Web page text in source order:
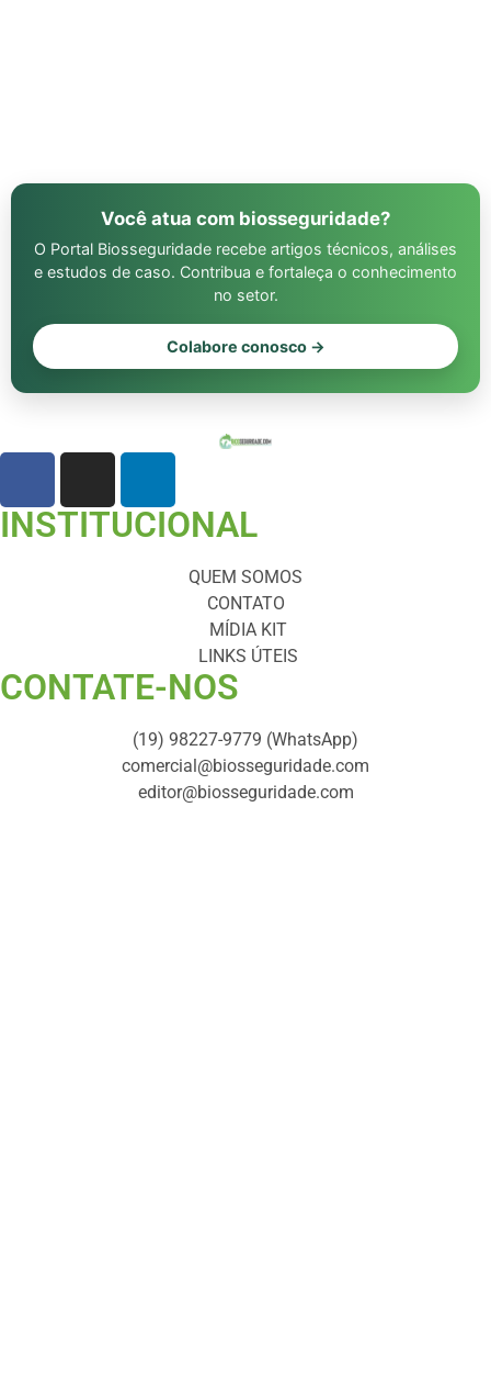
Você atua com biosseguridade?
O Portal Biosseguridade recebe artigos técnicos, análises
e estudos de caso. Contribua e fortaleça o conhecimento
no setor.
Colabore conosco →
INSTITUCIONAL
QUEM SOMOS
CONTATO
MÍDIA KIT
LINKS ÚTEIS
CONTATE-NOS ​
(19) 98227-9779 (WhatsApp)
comercial@biosseguridade.com
editor@biosseguridade.com